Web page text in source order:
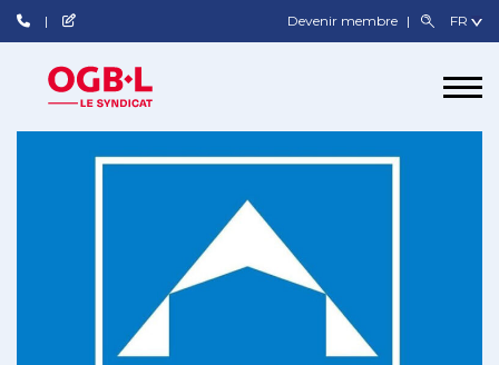
Devenir membre